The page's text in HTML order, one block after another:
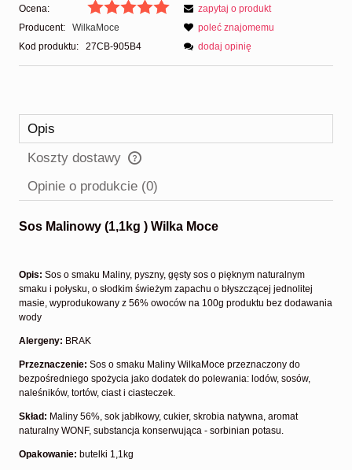
Ocena:
Producent:
WilkaMoce
Kod produktu:
27CB-905B4
zapytaj o produkt
poleć znajomemu
dodaj opinię
Opis
Koszty dostawy
Cena nie zawiera ewentualnych kosztów płatności
Opinie o produkcie (0)
Sos Malinowy (1,1kg ) Wilka Moce
Opis: Sos o smaku Maliny, pyszny, gęsty sos o pięknym naturalnym
smaku i połysku, o słodkim świeżym zapachu o błyszczącej jednolitej
masie, wyprodukowany z 56% owoców na 100g produktu bez dodawania
wody
Alergeny: BRAK
Przeznaczenie: Sos o smaku Maliny WilkaMoce przeznaczony do
bezpośredniego spożycia jako dodatek do polewania: lodów, sosów,
naleśników, tortów, ciast i ciasteczek.
Skład: Maliny 56%, sok jabłkowy, cukier, skrobia natywna, aromat
naturalny WONF, substancja konserwująca - sorbinian potasu.
Opakowanie: butelki 1,1kg